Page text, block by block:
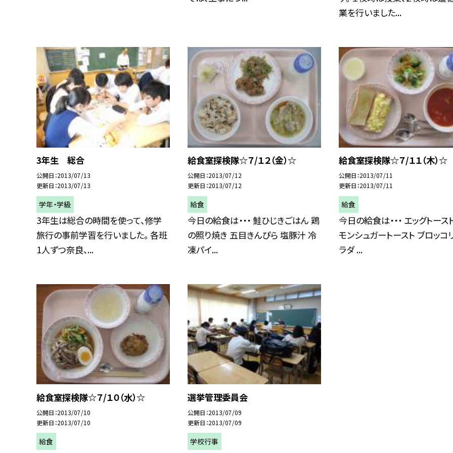
業を行いました...
3年生 総合
公開日 2013/07/13
更新日 2013/07/13
学年・学級
3年生は総合の時間を使って、修学
旅行の事前学習を行いました。 各班
1人ずつ奈良、...
給食室探検隊☆７/１２（金）☆
公開日 2013/07/12
更新日 2013/07/12
給食
今日の給食は・・・ 鮭ひじきごはん 鶏
の照り焼き 五目きんぴら 塩豚汁 冷
凍パイ...
給食室探検隊☆７/１１（木）☆
公開日 2013/07/11
更新日 2013/07/11
給食
今日の給食は・・・ エッグトース
モンシュガートースト ブロッコ
ラダ ...
給食室探検隊☆７/１０（水）☆
公開日 2013/07/10
更新日 2013/07/10
給食
選挙管理委員会
公開日 2013/07/09
更新日 2013/07/09
学校行事